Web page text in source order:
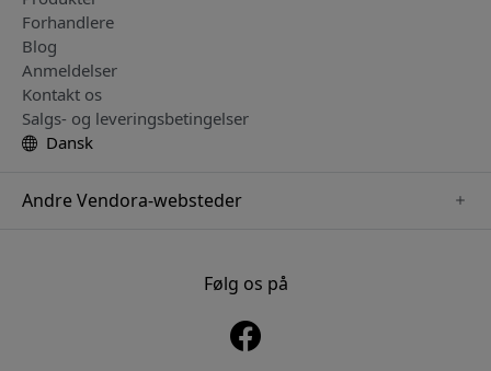
Forhandlere
Blog
Anmeldelser
Kontakt os
Salgs- og leveringsbetingelser
Dansk
Andre Vendora-websteder
www.nordicsmartlight.seFølg os på